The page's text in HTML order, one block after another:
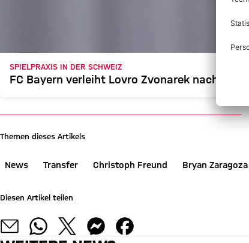
SPIELPRAXIS IN DER SCHWEIZ
FC Bayern verleiht Lovro Zvonarek nach Zürich
Themen dieses Artikels
News Transfer Christoph Freund Bryan Zaragoza
Diesen Artikel teilen